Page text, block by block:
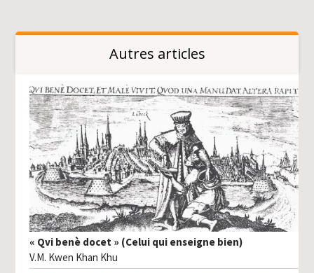
Autres articles
« Qvi benè docet » (Celui qui enseigne bien)
V.M. Kwen Khan Khu